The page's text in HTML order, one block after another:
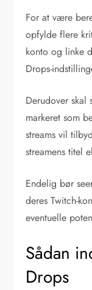
For at være
opfylde flere
konto og linke
Drops-
Derudover skal
markeret som
streams vil
streamens titel
Endelig bør
deres Twitch-
eventuelle
Sådan
Drops